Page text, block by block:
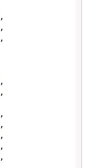
,
,
,
,
,
,
,
,
,
,